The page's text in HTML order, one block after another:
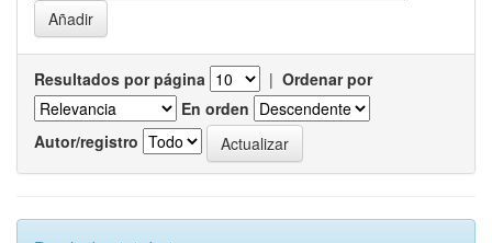
Resultados por página | Ordenar por
En orden
Autor/registro